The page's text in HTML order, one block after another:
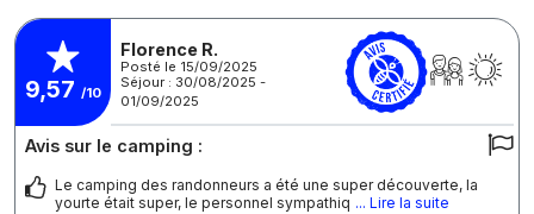
9,57 /10
Florence R.
Posté le 15/09/2025
Séjour : 30/08/2025 -
01/09/2025
Avis sur le camping :
Le camping des randonneurs a été une super découverte, la
yourte était super, le personnel sympathiq ... Lire la suite